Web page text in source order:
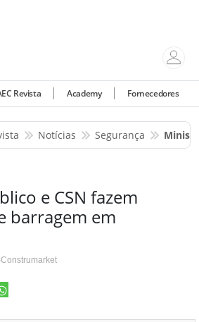
Revista Academy Fornecedores
Notícias Segurança
e CSN fazem
barragem em